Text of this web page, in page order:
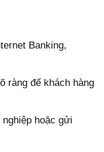
Banking,
ràng để khách hàng
hoặc gửi